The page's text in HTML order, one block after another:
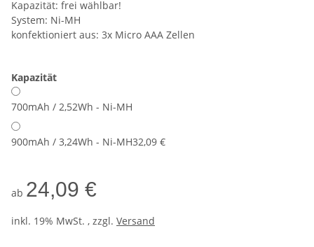
Kapazität: frei wählbar!
System: Ni-MH
konfektioniert aus: 3x Micro AAA Zellen
Kapazität
700mAh / 2,52Wh - Ni-MH
900mAh / 3,24Wh - Ni-MH32,09 €
ab 24,09 €
inkl. 19% MwSt. , zzgl. Versand